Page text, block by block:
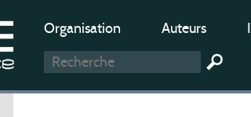
Organisation Auteurs